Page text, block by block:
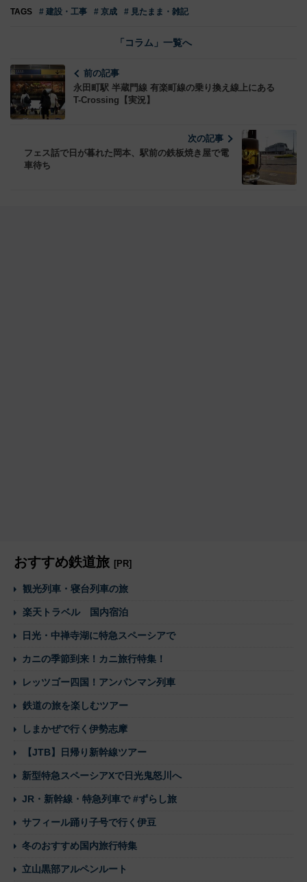
TAGS # 建設・工事 # 京成 # 見たまま・雑記
「コラム」一覧へ
前の記事
永田町駅 半蔵門線 有楽町線の乗り換え線上にある
T-Crossing【実況】
次の記事
フェス話で日が暮れた岡本、駅前の鉄板焼き屋で電
車待ち
おすすめ鉄道旅 [PR]
観光列車・寝台列車の旅
楽天トラベル 国内宿泊
日光・中禅寺湖に特急スペーシアで
カニの季節到来！カニ旅行特集！
レッツゴー四国！アンパンマン列車
鉄道の旅を楽しむツアー
しまかぜで行く伊勢志摩
【JTB】日帰り新幹線ツアー
新型特急スペーシアXで日光鬼怒川へ
JR・新幹線・特急列車で #ずらし旅
サフィール踊り子号で行く伊豆
冬のおすすめ国内旅行特集
立山黒部アルペンルート